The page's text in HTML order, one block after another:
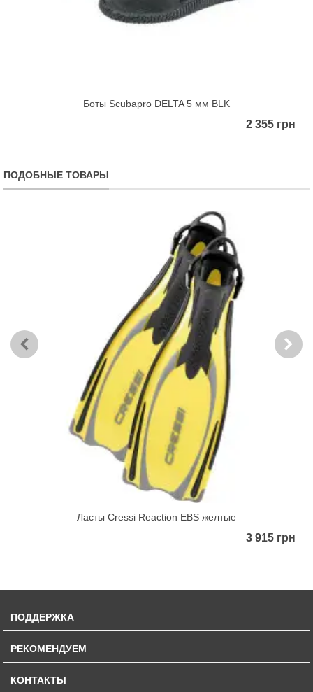
Боты Scubapro DELTA 5 мм BLK
2 355 грн
ПОДОБНЫЕ ТОВАРЫ
Ласты Cressi Reaction EBS желтые
3 915 грн
ПОДДЕРЖКА
РЕКОМЕНДУЕМ
КОНТАКТЫ